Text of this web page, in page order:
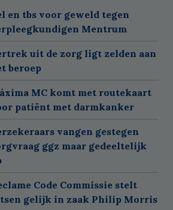
en tbs voor geweld tegen
Mentrum
uit de zorg ligt zelden aan
beroep
MC komt met routekaart
patiënt met darmkanker
vangen gestegen
ggz maar gedeeltelijk
Code Commissie stelt
gelijk in zaak Philip Morris